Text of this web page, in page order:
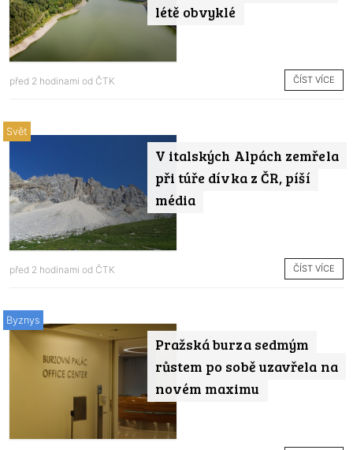
létě obvyklé
před 2 hodinami od ČTK ČÍST VÍCE
V italských Alpách zemřela
při túře dívka z ČR, píší
média
Svět
před 2 hodinami od ČTK ČÍST VÍCE
Pražská burza sedmým
růstem po sobě uzavřela na
novém maximu
Byznys